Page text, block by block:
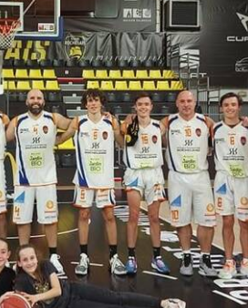
vaincues à l'extérieur
handibaskets'est inclinée
les Rochelais ont très bien
renforcée par des joueurs de
samedi soir à 20h30.Face à
à 44.